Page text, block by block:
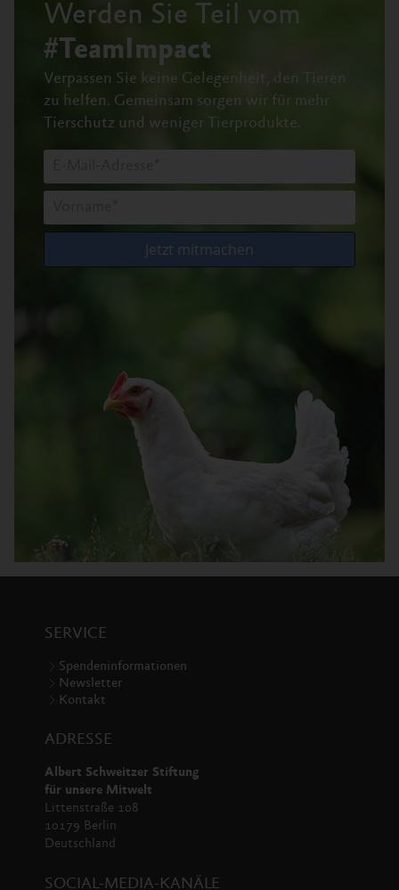
Werden Sie Teil vom
#TeamImpact
Verpassen Sie keine Gelegenheit, den Tieren
zu helfen. Gemeinsam sorgen wir für mehr
Tierschutz und weniger Tierprodukte.
SERVICE
Spendeninformationen
Newsletter
Kontakt
ADRESSE
Albert Schweitzer Stiftung
für unsere Mitwelt
Littenstraße 108
10179 Berlin
Deutschland
SOCIAL-MEDIA-KANÄLE